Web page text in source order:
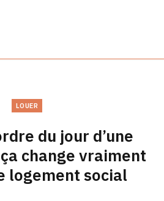
LOUER
du jour d’une
change vraiment
logement social